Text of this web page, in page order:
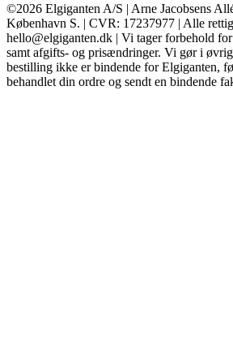
©2026 Elgiganten A/S | Arne Jacobsens
København S. | CVR: 17237977 | Alle
hello@elgiganten.dk | Vi tager forbehold
samt afgifts- og prisændringer. Vi gør i
bestilling ikke er bindende for Elgiganten,
behandlet din ordre og sendt en bindende